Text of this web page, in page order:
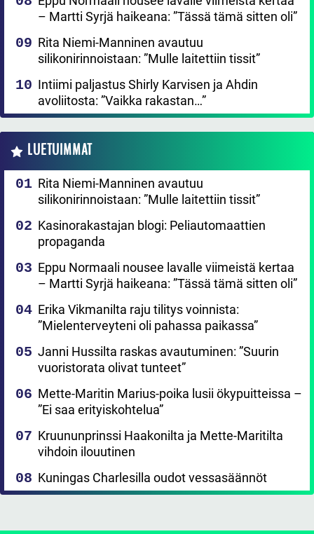
– Martti Syrjä haikeana: ”Tässä tämä sitten oli”
Rita Niemi-Manninen avautuu
silikonirinnoistaan: ”Mulle laitettiin tissit”
Intiimi paljastus Shirly Karvisen ja Ahdin
avoliitosta: ”Vaikka rakastan…”
LUETUIMMAT
Rita Niemi-Manninen avautuu
silikonirinnoistaan: ”Mulle laitettiin tissit”
Kasinorakastajan blogi: Peliautomaattien
propaganda
Eppu Normaali nousee lavalle viimeistä kertaa
– Martti Syrjä haikeana: ”Tässä tämä sitten oli”
Erika Vikmanilta raju tilitys voinnista:
”Mielenterveyteni oli pahassa paikassa”
Janni Hussilta raskas avautuminen: ”Suurin
vuoristorata olivat tunteet”
Mette-Maritin Marius-poika lusii ökypuitteissa –
”Ei saa erityiskohtelua”
Kruununprinssi Haakonilta ja Mette-Maritilta
vihdoin ilouutinen
Kuningas Charlesilla oudot vessasäännöt